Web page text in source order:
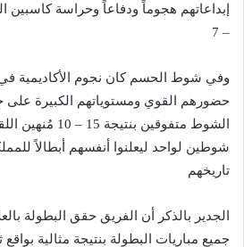
– 7
وفي شوط الحسم كان نجوم الأكاديمية
حضورهم القوي ومستوياتهم الكبيرة على
الشوط متفوقين
شوطين لواحد ليعلنوا أنفسهم أبطالاً
تاريخهم
الجدير بالذكر أن الفريق حقق البطولة
جميع مباريات البطولة بنتيجة مثالية